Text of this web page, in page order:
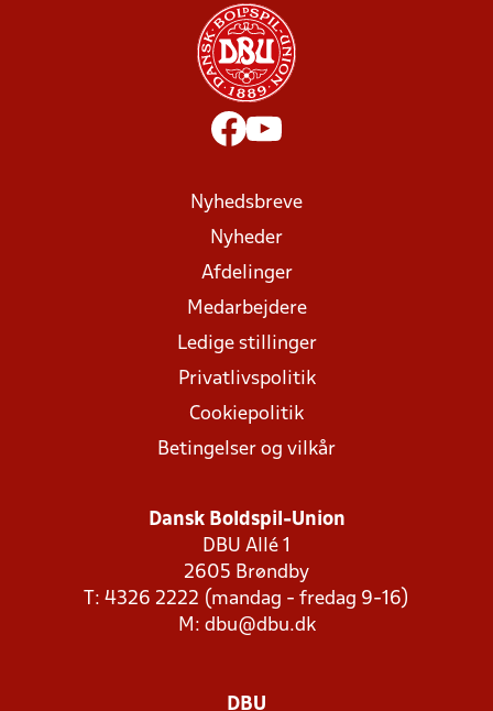
Nyhedsbreve
Nyheder
Afdelinger
Medarbejdere
Ledige stillinger
Privatlivspolitik
Cookiepolitik
Betingelser og vilkår
Dansk Boldspil-Union
DBU Allé 1
2605 Brøndby
T: 4326 2222 (mandag - fredag 9-16)
M: dbu@dbu.dk
DBU